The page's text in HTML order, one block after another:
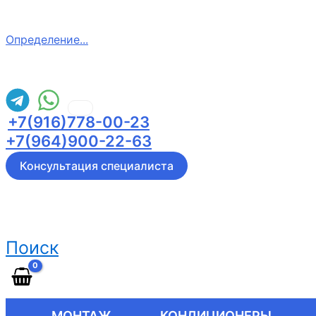
Определение...
+7(916)778-00-23
+7(964)900-22-63
Консультация специалиста
Поиск